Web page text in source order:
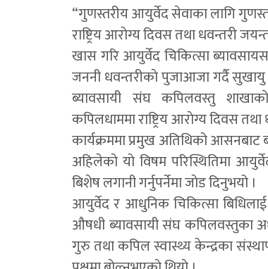
“गुणस्तरीय आयुर्वेद सेवाका लागि
राष्ट्रिय आराेग्य दिवस तथा धवन्तरी
खास गरि आयुर्वेद चिकित्सा
जननी धवन्तरीकाे पुजाआजा गर्दै
ब्यावसायी संघ कपिलवस्तु
कपिलधाममा राष्ट्रिय आराेग्य दिवस
कार्यक्रममा प्रमुख अतिथिको आसनबाट
अहिलेकाे याे विषम परिस्थितिमा
बिशेष लगानी गर्नुपर्नेमा जाेड दिनुभयो ।
आयुर्वेद र आधुनिक चिकित्सा
औषधी ब्यावसायी संघ कपिलवस्तुका
गुरु तथा कपिल स्वास्थ्य केन्द्रका